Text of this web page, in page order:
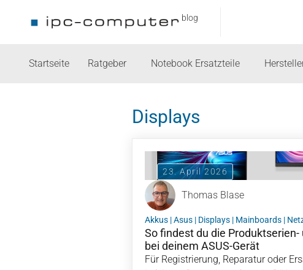
blog
Startseite Ratgeber Notebook Ersatzteile
Displays
23. April 2026
Thomas Blase
Akkus |Asus | Displays | Mainboards |
So findest du die
bei deinem ASUS-Gerät
Für Registrierung, Reparatur oder